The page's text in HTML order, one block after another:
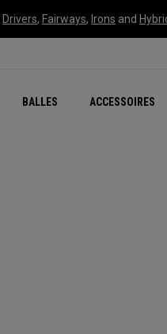
Drivers, Fairways, Irons and
BALLES ACCESSOIRES